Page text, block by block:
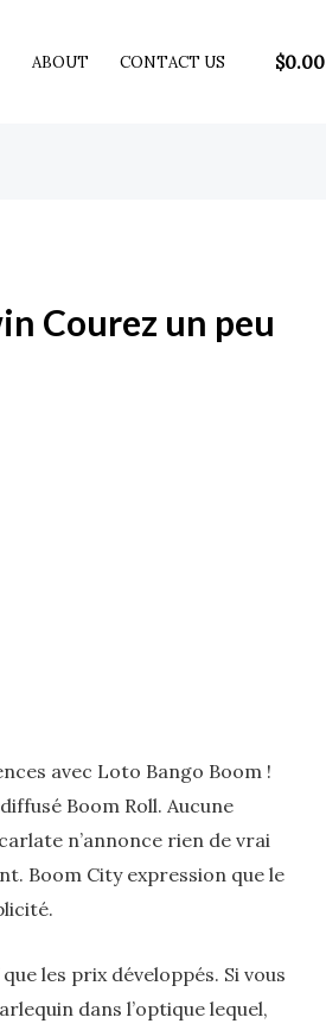
ABOUT CONTACT US $0.00
Courez un peu
avec Loto Bango Boom !
Boom Roll. Aucune
n’annonce rien de vrai
Boom City expression que le
les prix développés. Si vous
dans l’optique lequel,